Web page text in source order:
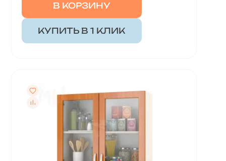
В КОРЗИНУ
КУПИТЬ В 1 КЛИК